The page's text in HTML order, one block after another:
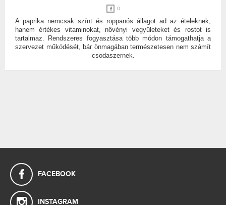
0
A paprika nemcsak színt és roppanós állagot ad az ételeknek,
hanem értékes vitaminokat, növényi vegyületeket és rostot is
tartalmaz. Rendszeres fogyasztása több módon támogathatja a
szervezet működését, bár önmagában természetesen nem számít
csodaszernek.
FACEBOOK
INSTAGRAM